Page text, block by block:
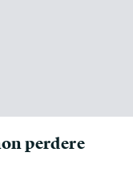
perdere